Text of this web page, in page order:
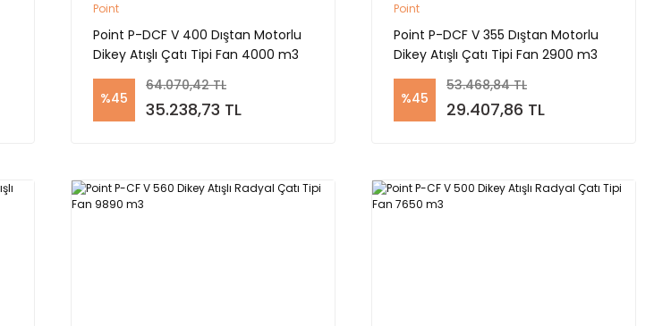
Point
Point P-DCF V 400 Dıştan Motorlu
Dikey Atışlı Çatı Tipi Fan 4000 m3
%45
64.070,42 TL
35.238,73 TL
Point
Point P-DCF V 355 Dıştan Motorlu
Dikey Atışlı Çatı Tipi Fan 2900 m3
%45
53.468,84 TL
29.407,86 TL